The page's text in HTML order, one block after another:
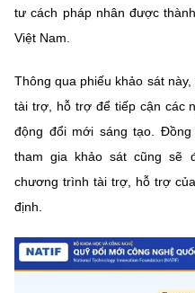
Tiêu chuẩn, đo lường,
Tin tổng hợp
Tin địa phương
Đổi mới sáng tạo
Bưu chính, Viễn thông
Sở hữu trí tuệ
Tiêu chuẩn, đo lường,
Khác
Videos
Infographic
Ảnh
Chọn ngôn ngữ
tư cách pháp nhân được
Việt Nam.
Thông qua phiếu khảo sát
tài trợ, hỗ trợ để tiếp cận các
động đổi mới sáng tạo.
tham gia khảo sát cũng sẽ
chương trình tài trợ, hỗ trợ
định.